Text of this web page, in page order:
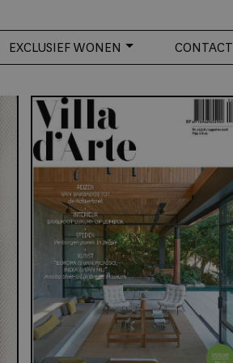
EXCLUSIEF WONEN CONTACT